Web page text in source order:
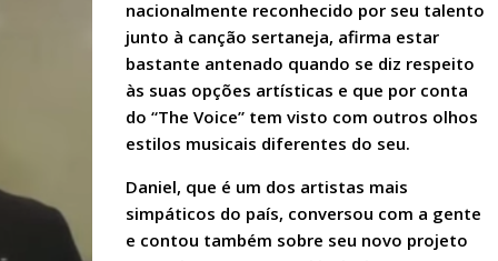
nacionalmente reconhecido por seu talento
junto à canção sertaneja, afirma estar
bastante antenado quando se diz respeito
às suas opções artísticas e que por conta
do “The Voice” tem visto com outros olhos
estilos musicais diferentes do seu.
Daniel, que é um dos artistas mais
simpáticos do país, conversou com a gente
e contou também sobre seu novo projeto